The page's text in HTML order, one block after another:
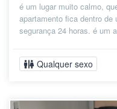
é um lugar muito calmo,
apartamento fica dentro
segurança 24 horas. é um
Qualquer sexo